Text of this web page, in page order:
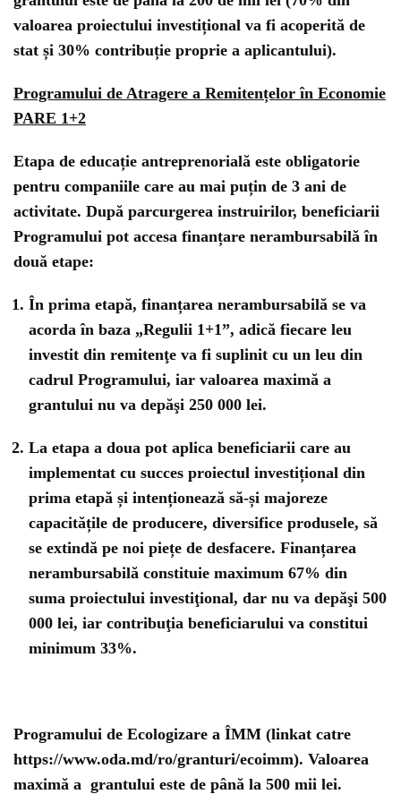
valoarea proiectului investițional va fi acoperită de
stat și 30% contribuție proprie a aplicantului).
Programului de Atragere a Remitențelor în Economie
PARE 1+2
Etapa de educație antreprenorială este obligatorie
pentru companiile care au mai puțin de 3 ani de
activitate. După parcurgerea instruirilor, beneficiarii
Programului pot accesa finanțare nerambursabilă în
două etape:
În prima etapă, finanțarea nerambursabilă se va
acorda în baza „Regulii 1+1”, adică fiecare leu
investit din remitenţe va fi suplinit cu un leu din
cadrul Programului, iar valoarea maximă a
grantului nu va depăşi 250 000 lei.
La etapa a doua pot aplica beneficiarii care au
implementat cu succes proiectul investițional din
prima etapă și intenționează să-și majoreze
capacitățile de producere, diversifice produsele, să
se extindă pe noi piețe de desfacere. Finanțarea
nerambursabilă constituie maximum 67% din
suma proiectului investiţional, dar nu va depăşi 500
000 lei, iar contribuţia beneficiarului va constitui
minimum 33%.
Programului de Ecologizare a ÎMM (linkat catre
https://www.oda.md/ro/granturi/ecoimm). Valoarea
maximă a grantului este de până la 500 mii lei.